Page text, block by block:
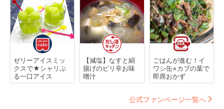
ゼリーアイスミッ
クスで★シャリぷ
る一口アイス
【減塩】なすと絹
揚げのピリ辛お味
噌汁
ごはんが進む！イ
ワシ缶×カブの葉で
即席おかず
公式ファンページ一覧へ